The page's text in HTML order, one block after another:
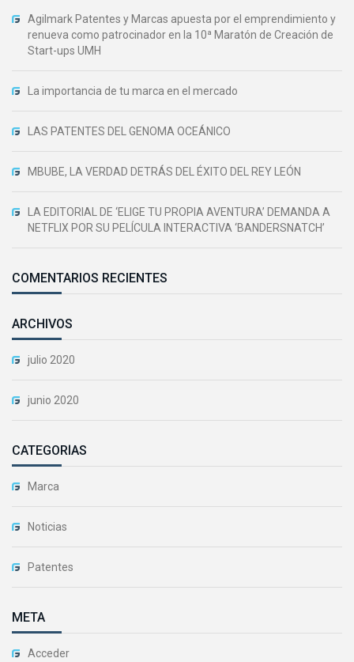
Agilmark Patentes y Marcas apuesta por el emprendimiento y
renueva como patrocinador en la 10ª Maratón de Creación de
Start-ups UMH
La importancia de tu marca en el mercado
LAS PATENTES DEL GENOMA OCEÁNICO
MBUBE, LA VERDAD DETRÁS DEL ÉXITO DEL REY LEÓN
LA EDITORIAL DE ‘ELIGE TU PROPIA AVENTURA’ DEMANDA A
NETFLIX POR SU PELÍCULA INTERACTIVA ‘BANDERSNATCH’
COMENTARIOS RECIENTES
ARCHIVOS
julio 2020
junio 2020
CATEGORÍAS
Marca
Noticias
Patentes
META
Acceder